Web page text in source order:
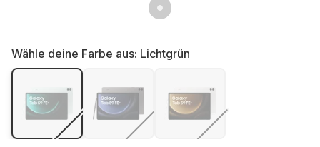
Wähle deine Farbe aus: Lichtgrün